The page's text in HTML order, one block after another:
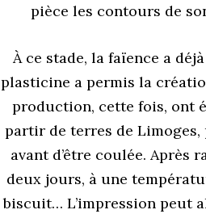
pièce les contours de
À ce stade, la faïence a
plasticine a permis la
production, cette fois, ont
partir de terres de
avant d’être coulée. Après
deux jours, à une
biscuit… L’impression peut